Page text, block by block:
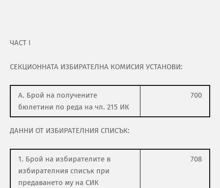
ЧАСТ І
СЕКЦИОННАТА ИЗБИРАТЕЛНА КОМИСИЯ УСТАНОВИ:
А. Брой на получените
бюлетини по реда на чл. 215 ИК
700
ДАННИ ОТ ИЗБИРАТЕЛНИЯ СПИСЪК:
1. Брой на избирателите в
избирателния списък при
предаването му на СИК
708